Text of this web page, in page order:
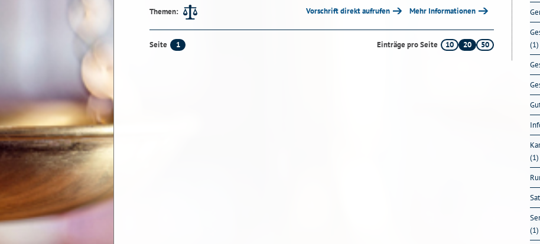
Themen:
Vorschrift direkt aufrufen Mehr Informationen
Seite 1 Einträge pro Seite 10 20 50
(1)
(1)
(1)